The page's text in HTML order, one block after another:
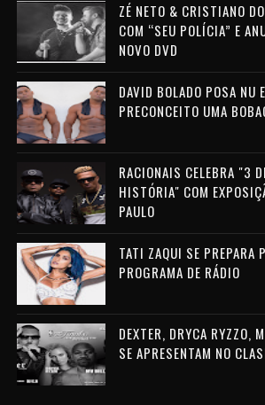
ZÉ NETO & CRISTIANO
COM “SEU POLÍCIA” E
NOVO DVD
DAVID BOLADO POSA NU
PRECONCEITO UMA
RACIONAIS CELEBRA "3
HISTÓRIA" COM
PAULO
TATI ZAQUI SE PREPARA
PROGRAMA DE RÁDIO
DEXTER, DRYCA RYZZO,
SE APRESENTAM NO